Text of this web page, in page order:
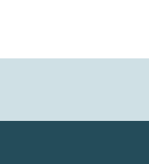
della segnalazione